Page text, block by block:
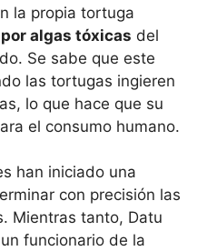
la propia tortuga
algas tóxicas del
Se sabe que este
las tortugas ingieren
lo que hace que su
el consumo humano.
han iniciado una
con precisión las
Mientras tanto, Datu
funcionario de la